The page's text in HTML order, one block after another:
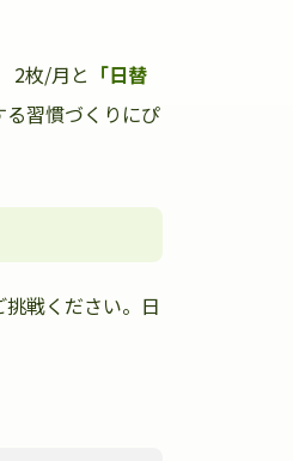
2枚/月と 「日替
習慣づくりにぴ
戦ください。日